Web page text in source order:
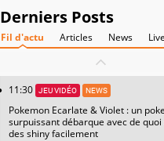
Derniers Posts
Fil d'actu Articles News
11:30 JEU VIDÉO NEWS
Pokemon Ecarlate & Violet : un
surpuissant débarque avec de
des shiny facilement